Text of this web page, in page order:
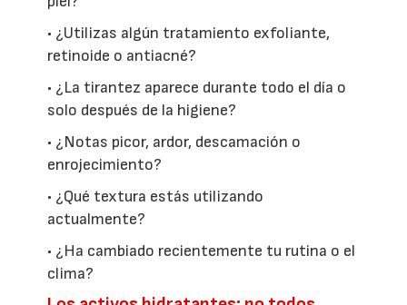
• ¿Utilizas algún tratamiento exfoliante,
retinoide o antiacné?
• ¿La tirantez aparece durante todo el día o
solo después de la higiene?
• ¿Notas picor, ardor, descamación o
enrojecimiento?
• ¿Qué textura estás utilizando
actualmente?
• ¿Ha cambiado recientemente tu rutina o el
clima?